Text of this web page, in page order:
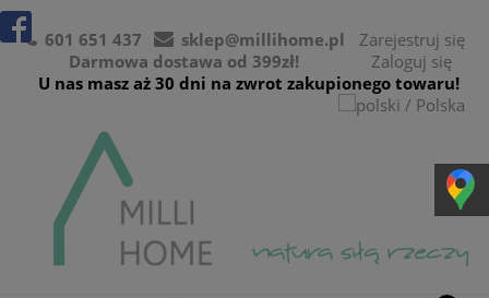
601 651 437
sklep@millihome.pl
Darmowa dostawa od 399zł!
U nas masz aż 30 dni na zwrot zakupionego towaru!
Zarejestruj się
Zaloguj się